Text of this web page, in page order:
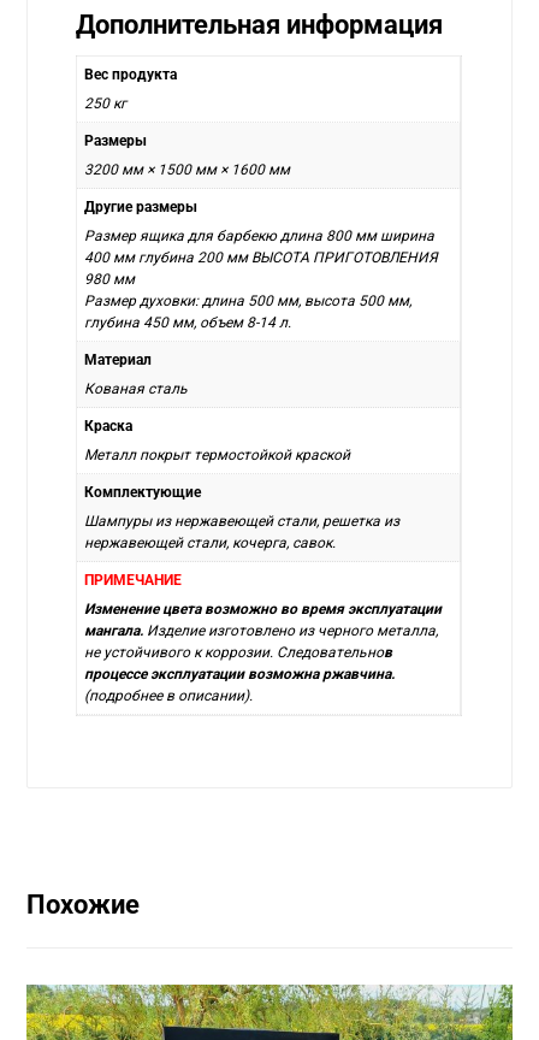
Дополнительная информация
Вес продукта
250 кг
Размеры
3200 мм × 1500 мм × 1600 мм
Другие размеры
Размер ящика для барбекю длина 800 мм ширина
400 мм глубина 200 мм ВЫСОТА ПРИГОТОВЛЕНИЯ
980 мм
Размер духовки: длина 500 мм, высота 500 мм,
глубина 450 мм, объем 8-14 л.
Материал
Кованая сталь
Краска
Металл покрыт термостойкой краской
Комплектующие
Шампуры из нержавеющей стали, решетка из
нержавеющей стали, кочерга, савок.
ПРИМЕЧАНИЕ
Изменение цвета возможно во время эксплуатации
мангала. Изделие изготовлено из черного металла,
не устойчивого к коррозии. Следовательнов
процессе эксплуатации возможна ржавчина.
(подробнее в описании).
Похожие